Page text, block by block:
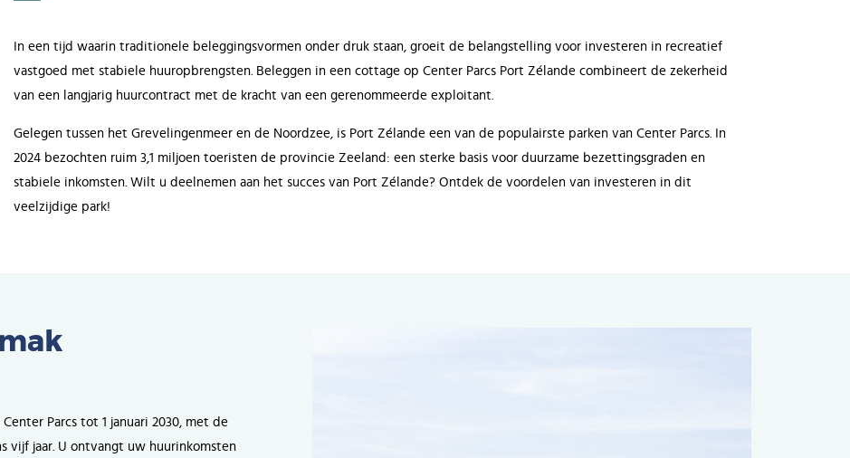
In een tijd waarin traditionele beleggingsvormen onder druk staan, groeit de belangstelling voor investeren in recreatief
vastgoed met stabiele huuropbrengsten. Beleggen in een cottage op Center Parcs Port Zélande combineert de zekerheid
van een langjarig huurcontract met de kracht van een gerenommeerde exploitant.
Gelegen tussen het Grevelingenmeer en de Noordzee, is Port Zélande een van de populairste parken van Center Parcs. In
2024 bezochten ruim 3,1 miljoen toeristen de provincie Zeeland: een sterke basis voor duurzame bezettingsgraden en
stabiele inkomsten. Wilt u deelnemen aan het succes van Port Zélande? Ontdek de voordelen van investeren in dit
veelzijdige park!
Parcs tot 1 januari 2030, met de
vijf jaar. U ontvangt uw huurinkomsten